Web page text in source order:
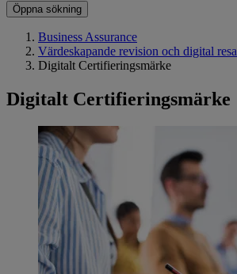
Öppna sökning
Business Assurance
Värdeskapande revision och digital resa
Digitalt Certifieringsmärke
Digitalt Certifieringsmärke